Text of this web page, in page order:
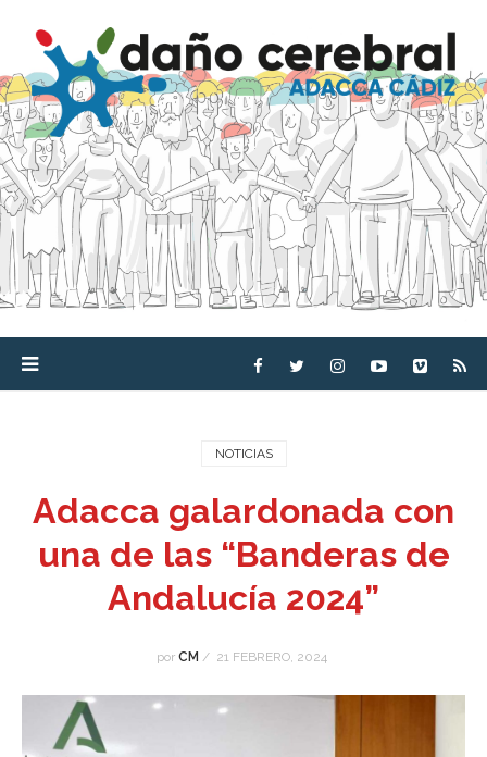
NOTICIAS
Adacca galardonada con
una de las “Banderas de
Andalucía 2024”
por CM / 21 FEBRERO, 2024